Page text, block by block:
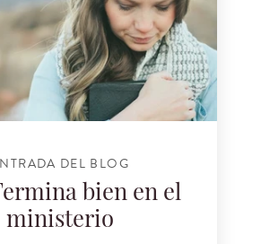
DEL BLOG
bien en el
ministerio